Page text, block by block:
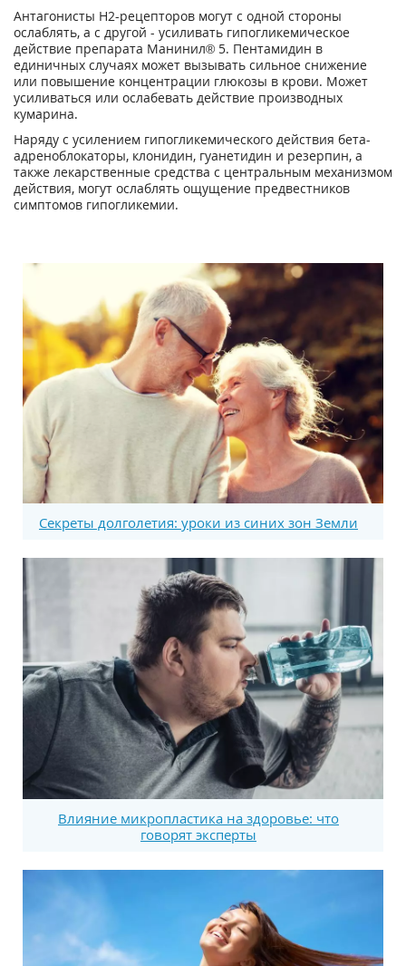
Антагонисты Н2-рецепторов могут с одной стороны
ослаблять, а с другой - усиливать гипогликемическое
действие препарата Манинил® 5. Пентамидин в
единичных случаях может вызывать сильное снижение
или повышение концентрации глюкозы в крови. Может
усиливаться или ослабевать действие производных
кумарина.
Наряду с усилением гипогликемического действия бета-
адреноблокаторы, клонидин, гуанетидин и резерпин, а
также лекарственные средства с центральным механизмом
действия, могут ослаблять ощущение предвестников
симптомов гипогликемии.
Секреты долголетия: уроки из синих зон Земли
Влияние микропластика на здоровье: что
говорят эксперты